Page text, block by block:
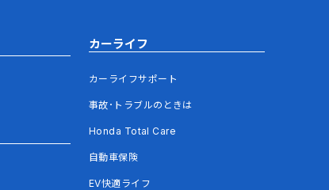
カーライフ
カーライフサポート
事故･トラブルのときは
Honda Total Care
自動車保険
EV快適ライフ